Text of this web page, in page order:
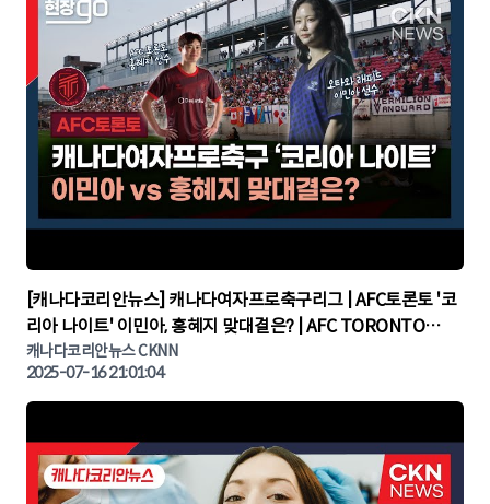
▶
[캐나다코리안뉴스] 캐나다여자프로축구리그 | AFC토론토 '코
리아 나이트' 이민아, 홍혜지 맞대결은? | AFC TORONTO
KOREA NIGHT | 캐나다뉴스 | 토론토뉴스
캐나다코리안뉴스 CKNN
2025-07-16 21:01:04